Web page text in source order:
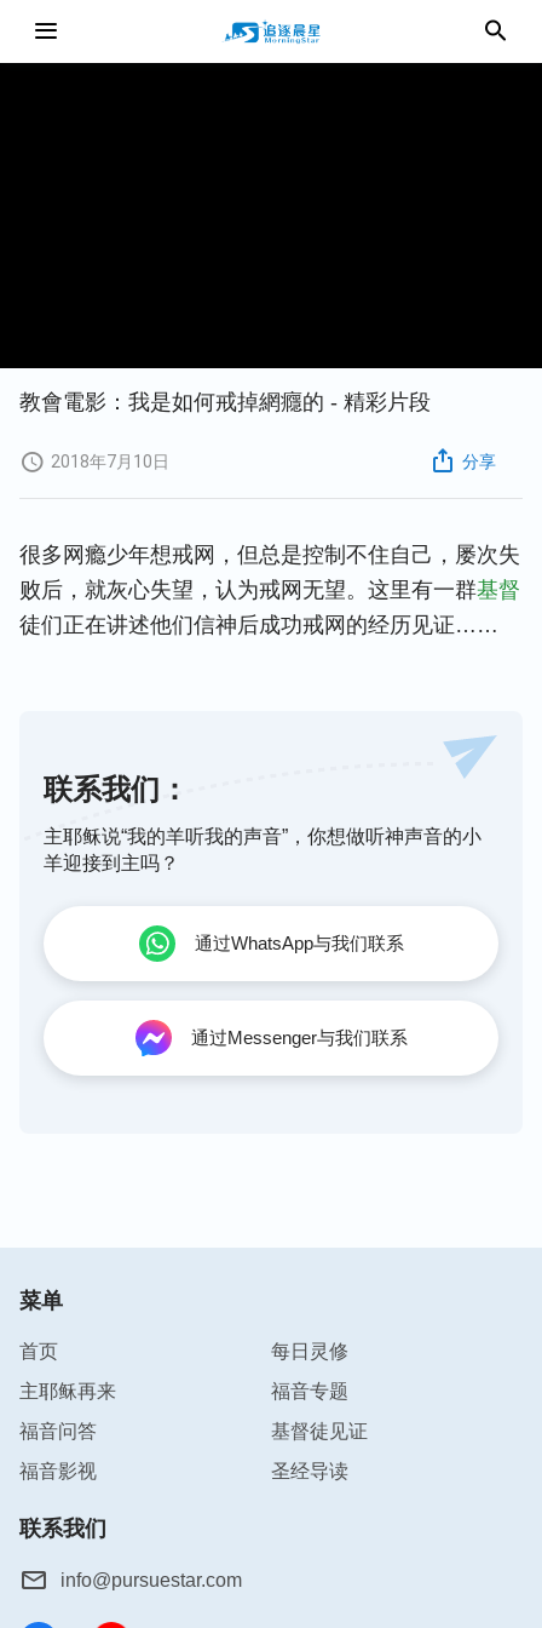
教會電影：我是如何戒掉網癮的 - 精彩片段
2018年7月10日 分享
很多网瘾少年想戒网，但总是控制不住自己，屡次失
败后，就灰心失望，认为戒网无望。这里有一群基督
徒们正在讲述他们信神后成功戒网的经历见证……
联系我们：
主耶稣说“我的羊听我的声音”，你想做听神声音的小
羊迎接到主吗？
通过WhatsApp与我们联系
通过Messenger与我们联系
菜单
首页
每日灵修
主耶稣再来
福音专题
福音问答
基督徒见证
福音影视
圣经导读
联系我们
info@pursuestar.com